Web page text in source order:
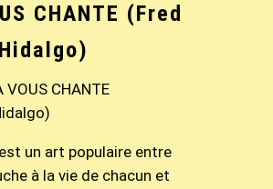
CHANTE (Fred
Hidalgo)
un art populaire entre
à la vie de chacun et